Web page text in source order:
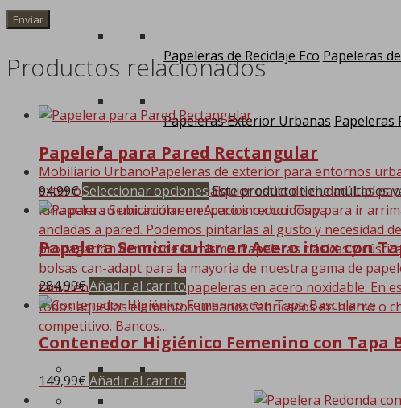
Papeleras de Reciclaje Eco Papeleras
Papeleras Exterior Urbanas Papeleras
Mobiliario UrbanoPapeleras de exterior para entornos
exterior que se adaptan a cualquier estilo de ciudad. Las
luna para su ubicación en espacios reducidos y para ir
ancladas a pared. Podemos pintarlas al gusto y necesidad
propagación dentro de la misma. Papeleras clásicas y
bolsas can-adapt para la mayoria de nuestra gama de
también disponemos de papeleras en acero noxidable. En
todos aquellos elementos urbanos fabricados en hierro o
competitivo. Bancos…
Productos relacionados
Papelera para Pared Rectangular
94,99€Seleccionar opciones Este producto tiene múltiples
Papelera Semicircular en Acero inox con
284,99€Añadir al carrito
Contenedor Higiénico Femenino con Tapa
149,99€ Añadir al carrito